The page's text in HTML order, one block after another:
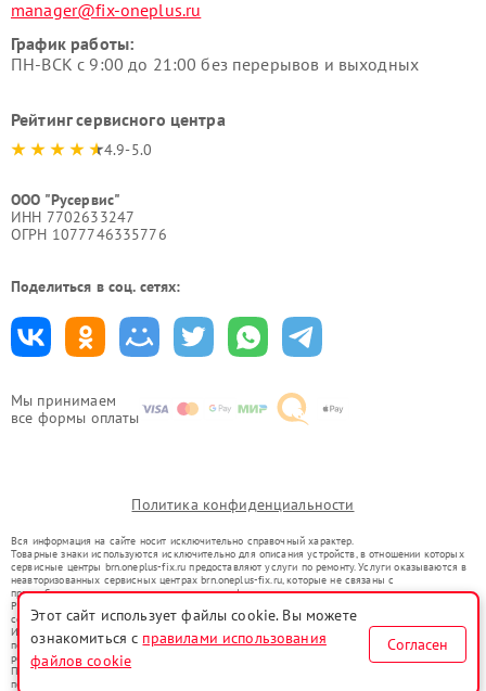
Мы принимаем
все формы оплаты
manager@fix-oneplus.ru
График работы:
ПН-ВСК с 9:00 до 21:00 без перерывов и выходных
Рейтинг сервисного центра
4.9-5.0
ООО "Русервис"
ИНН 7702633247
ОГРН 1077746335776
Поделиться в соц. сетях:
Политика конфиденциальности
Вся информация на сайте носит исключительно справочный характер.
Товарные знаки используются исключительно для описания устройств, в отношении которых
сервисные центры brn.oneplus-fix.ru предоставляют услуги по ремонту. Услуги оказываются в
неавторизованных сервисных центрах brn.oneplus-fix.ru, которые не связаны с
правообладателями товарных знаков или их официальными представителями.
Ремонт осуществляется для устройств, уже введенных в гражданский оборот в соответствии
со статьей 1487 ГК РФ.
Использование товарных знаков не преследует цели индивидуализации услуг или введения
потребителей в заблуждение, а служит для информирования о предоставляемых услугах по
ремонту техники указанных брендов.
Представленная на сайте информация не является публичной офертой, определяемой
положениями Статьи 437(2) Гражданского кодекса РФ
Этот сайт использует файлы cookie. Вы можете
ознакомиться с правилами использования
файлов cookie
Согласен